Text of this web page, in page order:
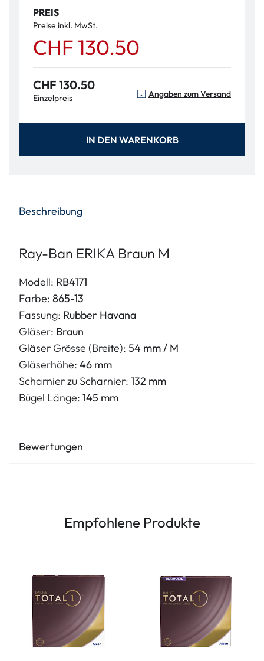
PREIS
Preise inkl. MwSt.
CHF 130.50
CHF 130.50
Einzelpreis Angaben zum Versand
IN DEN WARENKORB
Beschreibung
Ray-Ban ERIKA Braun M
Modell: RB4171
Farbe: 865-13
Fassung: Rubber Havana
Gläser: Braun
Gläser Grösse (Breite): 54 mm / M
Gläserhöhe: 46 mm
Scharnier zu Scharnier: 132 mm
Bügel Länge: 145 mm
Bewertungen
Empfohlene Produkte